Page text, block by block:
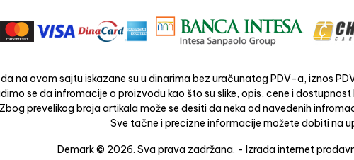
na ovom sajtu iskazane su u dinarima bez uračunatog PDV-a, iznos
se da infromacije o proizvodu kao što su slike, opis, cene i
Zbog prevelikog broja artikala može se desiti da neka od navedenih
Sve tačne i precizne informacije možete dobiti na
Demark © 2026. Sva prava zadržana. - Izrada internet